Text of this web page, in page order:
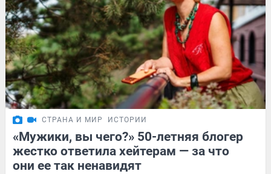
СТРАНА И МИР ИСТОРИИ
«Мужики, вы чего?» 50-летняя блогер
жестко ответила хейтерам — за что
они ее так ненавидят